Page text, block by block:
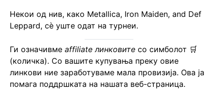
Некои од нив, како Metallica, Iron Maiden, and Def
Leppard, сè уште одат на турнеи.
Ги означивме affiliate линковите со симболот 🛒
(количка). Со вашите купувања преку овие
линкови ние заработуваме мала провизија. Ова ја
помага поддршката на нашата веб-страница.